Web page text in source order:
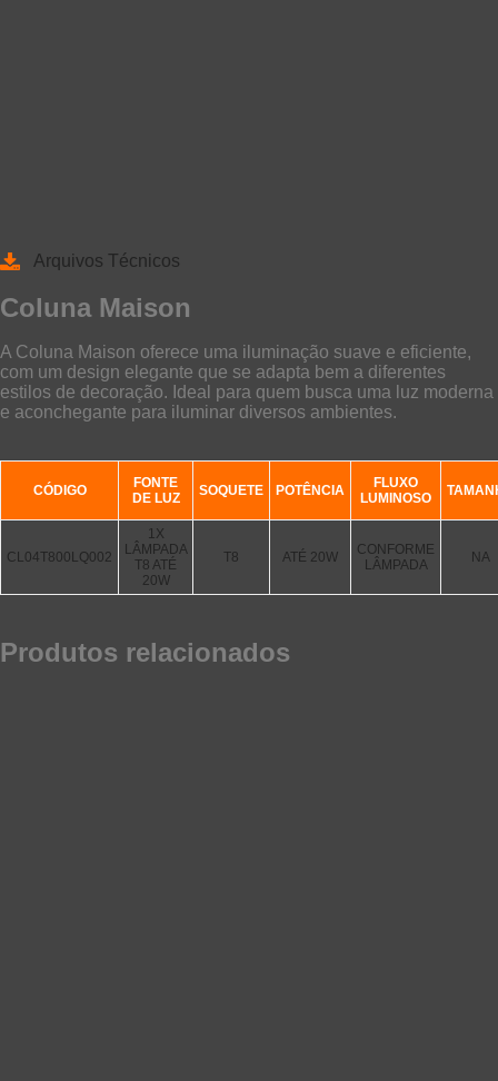
Arquivos Técnicos
Coluna Maison
A Coluna Maison oferece uma iluminação suave e eficiente,
com um design elegante que se adapta bem a diferentes
estilos de decoração. Ideal para quem busca uma luz moderna
e aconchegante para iluminar diversos ambientes.
CÓDIGO
FONTE
DE LUZ
SOQUETE POTÊNCIA
FLUXO
LUMINOSO
CL04T800LQ002
1X
LÂMPADA
T8 ATÉ
20W
T8 ATÉ 20W
CONFORME
LÂMPADA
NA
Produtos relacionados